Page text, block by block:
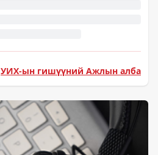
УИХ-ын гишүүний Ажлын алба